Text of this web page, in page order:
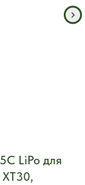
LiPo для